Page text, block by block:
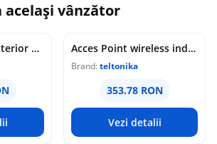
vânzător
Router 4G LTE exterior Teltonika OTD144, WiFi, Cat 4, 150 Mbps, 2x porturi Ethernet, dual SIM, PoE, management de la distanta Acces Point wireless industrial Teltonika DAP145, RS485, WiFi 4, Mesh, STA, 1x antena RP-SMA, 2x LAN 10/100 Mbps, PoE pasiv, sina DIN
Brand:teltonika
353.78 RON
Vezi detalii